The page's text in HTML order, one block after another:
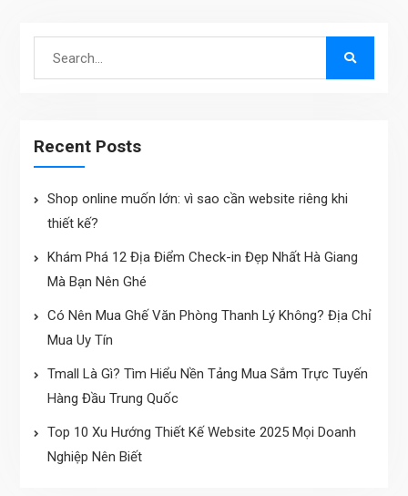
Recent Posts
Shop online muốn lớn: vì sao cần website riêng khi
thiết kế?
Khám Phá 12 Địa Điểm Check-in Đẹp Nhất Hà Giang
Mà Bạn Nên Ghé
Có Nên Mua Ghế Văn Phòng Thanh Lý Không? Địa Chỉ
Mua Uy Tín
Tmall Là Gì? Tìm Hiểu Nền Tảng Mua Sắm Trực Tuyến
Hàng Đầu Trung Quốc
Top 10 Xu Hướng Thiết Kế Website 2025 Mọi Doanh
Nghiệp Nên Biết